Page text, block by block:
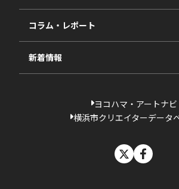
2023年度
過去の採択一覧
相談依頼フォーム
コラム・レポート
新着情報
ヨコハマ・アートナビ
横浜市クリエイターデータ